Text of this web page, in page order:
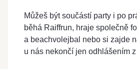
Můžeš být součástí party i po
běhá Raiffrun, hraje společně
a beachvolejbal nebo si zajde
u nás nekončí jen odhlášením z